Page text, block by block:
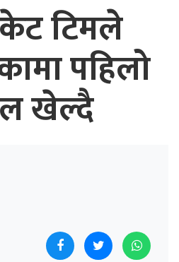
टिमले
पहिलो
खेल्दै